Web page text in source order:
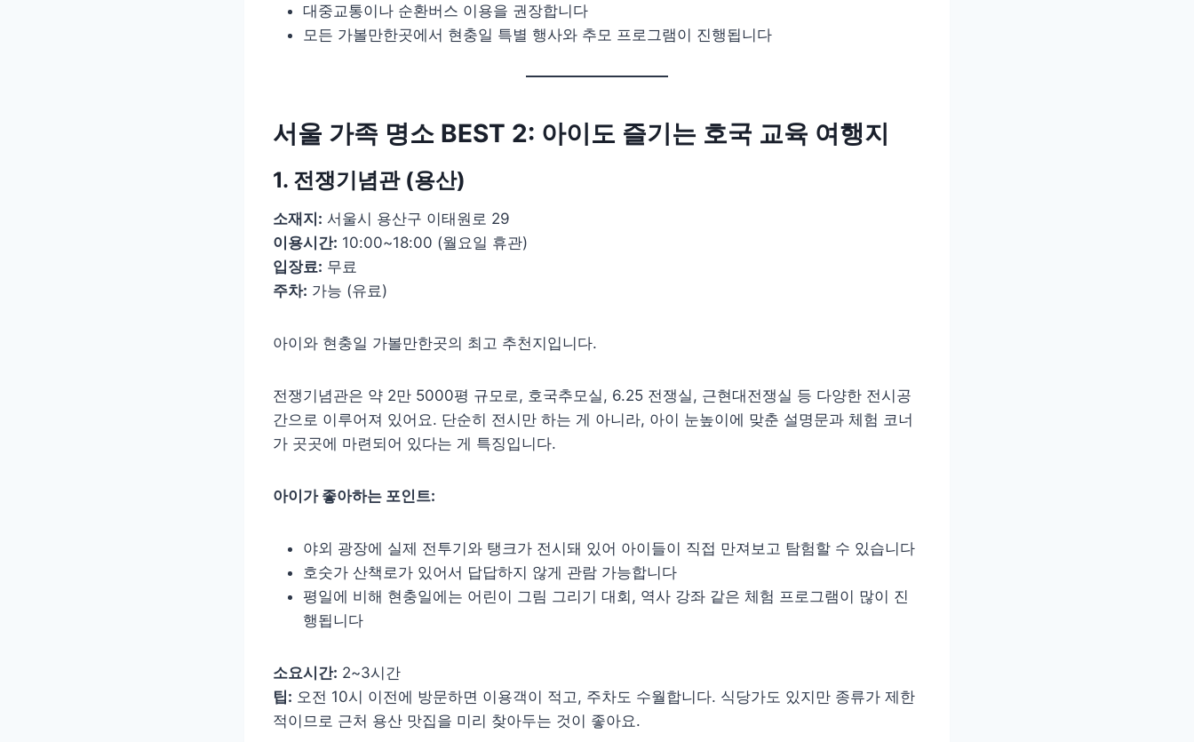
대중교통이나 순환버스 이용을 권장합니다
모든 가볼만한곳에서 현충일 특별 행사와 추모 프로그램이 진행됩니다
서울 가족 명소 BEST 2: 아이도 즐기는 호국 교육 여행지
1. 전쟁기념관 (용산)
소재지: 서울시 용산구 이태원로 29
이용시간: 10:00~18:00 (월요일 휴관)
입장료: 무료
주차: 가능 (유료)
아이와 현충일 가볼만한곳의 최고 추천지입니다.
전쟁기념관은 약 2만 5000평 규모로, 호국추모실, 6.25 전쟁실, 근현대전쟁실 등 다양한 전시공
간으로 이루어져 있어요. 단순히 전시만 하는 게 아니라, 아이 눈높이에 맞춘 설명문과 체험 코너
가 곳곳에 마련되어 있다는 게 특징입니다.
아이가 좋아하는 포인트:
야외 광장에 실제 전투기와 탱크가 전시돼 있어 아이들이 직접 만져보고 탐험할 수 있습니다
호숫가 산책로가 있어서 답답하지 않게 관람 가능합니다
평일에 비해 현충일에는 어린이 그림 그리기 대회, 역사 강좌 같은 체험 프로그램이 많이 진
행됩니다
소요시간: 2~3시간
팁: 오전 10시 이전에 방문하면 이용객이 적고, 주차도 수월합니다. 식당가도 있지만 종류가 제한
적이므로 근처 용산 맛집을 미리 찾아두는 것이 좋아요.